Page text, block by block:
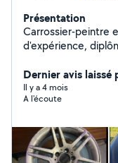
Présentation
Carrossier-peintre
d'expérience,
d'entreprises
le domaine de la
ces expériences, je
Je mets à
interventions de
et un engagement
Dernier avis laissé
Il y a 4 mois
A l'écoute